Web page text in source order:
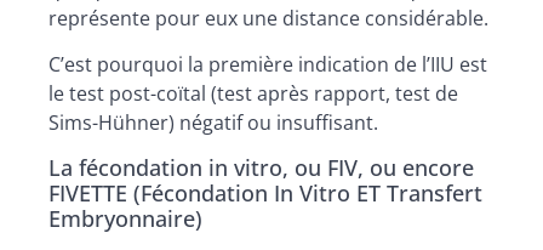
représente pour eux une distance considérable.
C’est pourquoi la première indication de l’IIU est
le test post-coïtal (test après rapport, test de
Sims-Hühner) négatif ou insuffisant.
La fécondation in vitro, ou FIV, ou encore
FIVETTE (Fécondation In Vitro ET Transfert
Embryonnaire)